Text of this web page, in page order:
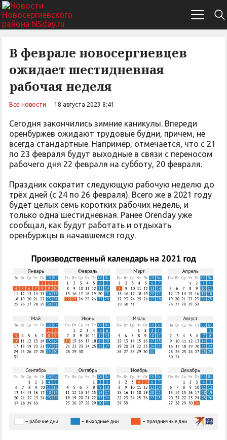
В феврале новосергиевцев
ожидает шестидневная
рабочая неделя
Все новости 18 августа 2023 8:41
Сегодня закончились зимние каникулы. Впереди
оренбуржев ожидают трудовые будни, причем, не
всегда стандартные. Например, отмечается, что с 21
по 23 февраля будут выходные в связи с переносом
рабочего дня 22 февраля на субботу, 20 февраля.
Праздник сократит следующую рабочую неделю до
трёх дней (с 24 по 26 февраля). Всего же в 2021 году
будет целых семь коротких рабочих недель, и
только одна шестидневная. Ранее Orenday уже
сообщал, как будут работать и отдыхать
оренбуржцы в начавшемся году.